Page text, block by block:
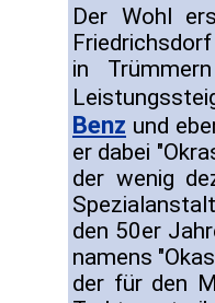
Der Wohl
in
Benz und
er dabei
der wenig
den 50er
namens
der für den